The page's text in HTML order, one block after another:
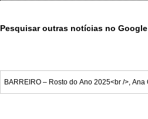
Pesquisar outras notícias no Google